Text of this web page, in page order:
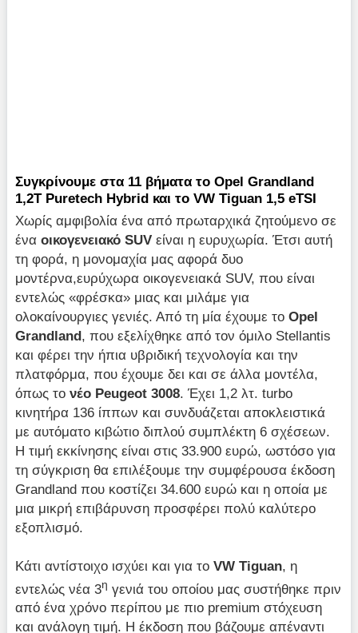
Συγκρίνουμε στα 11 βήματα το Opel Grandland
1,2T Puretech Hybrid και το VW Tiguan 1,5 eTSI
Χωρίς αμφιβολία ένα από πρωταρχικά ζητούμενο σε
ένα οικογενειακό SUV είναι η ευρυχωρία. Έτσι αυτή
τη φορά, η μονομαχία μας αφορά δυο
μοντέρνα,ευρύχωρα οικογενειακά SUV, που είναι
εντελώς «φρέσκα» μιας και μιλάμε για
ολοκαίνουργιες γενιές. Από τη μία έχουμε τοOpel
Grandland, που εξελίχθηκε από τον όμιλο Stellantis
και φέρει την ήπια υβριδική τεχνολογία και την
πλατφόρμα, που έχουμε δει και σε άλλα μοντέλα,
όπως τονέο Peugeot 3008. Έχει 1,2 λτ. turbo
κινητήρα 136 ίππων και συνδυάζεται αποκλειστικά
με αυτόματο κιβώτιο διπλού συμπλέκτη 6 σχέσεων.
Η τιμή εκκίνησης είναι στις 33.900 ευρώ, ωστόσο για
τη σύγκριση θα επιλέξουμε την συμφέρουσα έκδοση
Grandland που κοστίζει 34.600 ευρώ και η οποία με
μια μικρή επιβάρυνση προσφέρει πολύ καλύτερο
εξοπλισμό.
Κάτι αντίστοιχο ισχύει και για το VW Tiguan, η
εντελώς νέα 3η γενιά του οποίου μας συστήθηκε πριν
από ένα χρόνο περίπου με πιο premium στόχευση
και ανάλογη τιμή. Η έκδοση που βάζουμε απέναντι